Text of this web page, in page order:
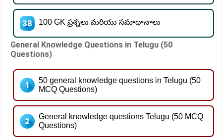
100 GK ప్రశ్నలు మరియు సమాధానాలు
General Knowledge Questions in Telugu (50
Questions)
50 general knowledge questions in Telugu (50
MCQ Questions)
General knowledge questions Telugu (50 MCQ
Questions)